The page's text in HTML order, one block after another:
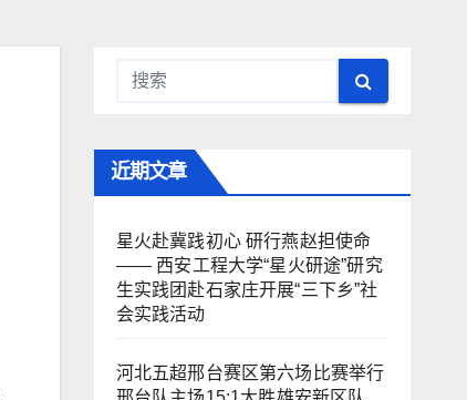
近期文章
星火赴冀践初心 研行燕赵担使命
—— 西安工程大学“星火研途”研究
生实践团赴石家庄开展“三下乡”社
会实践活动
河北五超邢台赛区第六场比赛举行